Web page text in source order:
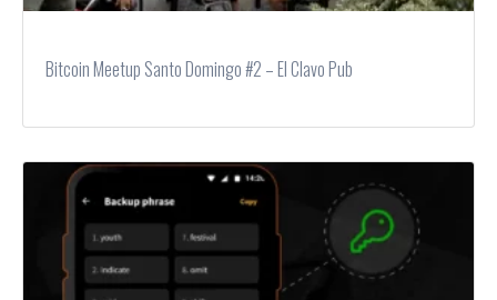
Bitcoin Meetup Santo Domingo #2 – El Clavo Pub